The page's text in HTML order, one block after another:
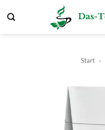
Inhalt
Start »